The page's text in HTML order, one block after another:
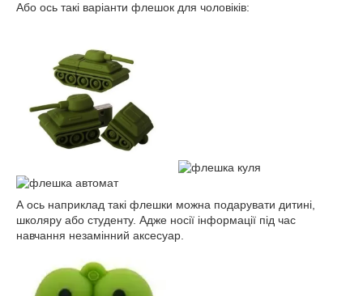
Або ось такі варіанти флешок для чоловіків:
А ось наприклад такі флешки можна подарувати дитині,
школяру або студенту. Адже носії інформації під час
навчання незамінний аксесуар.